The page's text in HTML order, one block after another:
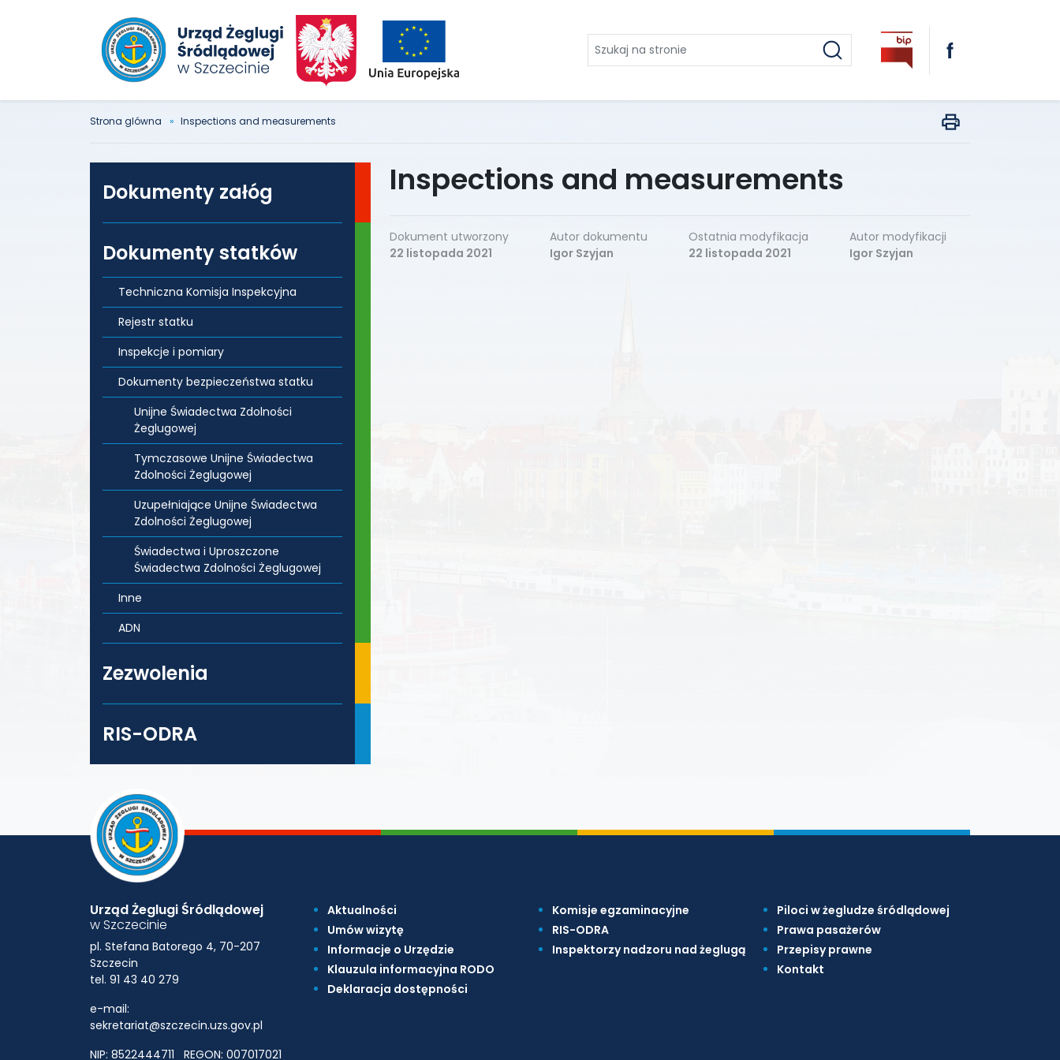
Szukaj
na
Strona glówna Inspections and measurements
Inspections and measurements
Dokument utworzony
22 listopada 2021
Autor dokumentu
Igor Szyjan
Ostatnia modyfikacja
22 listopada 2021
Autor modyfikacji
Igor Szyjan
Dokumenty załóg
Dokumenty statków
Techniczna Komisja Inspekcyjna
Rejestr statku
Inspekcje i pomiary
Dokumenty bezpieczeństwa statku
Unijne Świadectwa Zdolności
Żeglugowej
Tymczasowe Unijne Świadectwa
Zdolności Żeglugowej
Uzupełniające Unijne Świadectwa
Zdolności Żeglugowej
Świadectwa i Uproszczone
Świadectwa Zdolności Żeglugowej
Inne
ADN
Zezwolenia
RIS-ODRA
Urząd Żeglugi Śródlądowej
w Szczecinie
pl. Stefana Batorego 4, 70-207
Szczecin
tel. 91 43 40 279
e-mail:
sekretariat@szczecin.uzs.gov.pl
NIP: 8522444711
REGON: 007017021
Aktualności
Umów wizytę
Informacje o Urzędzie
Klauzula informacyjna RODO
Deklaracja dostępności
Komisje egzaminacyjne
RIS-ODRA
Inspektorzy nadzoru nad żeglugą
Piloci w żegludze śródlądowej
Prawa pasażerów
Przepisy prawne
Kontakt